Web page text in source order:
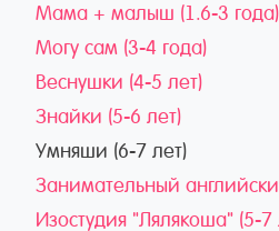
Мама + малыш (1.6-3 года)
Могу сам (3-4 года)
Веснушки (4-5 лет)
Знайки (5-6 лет)
Умняши (6-7 лет)
Занимательный
Изостудия "Лялякоша" (5-7